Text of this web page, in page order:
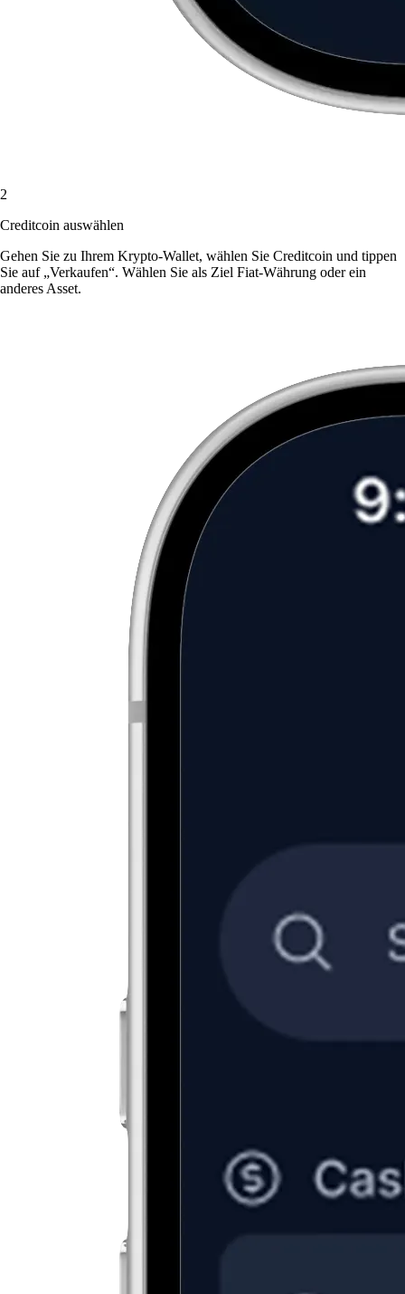
2
Creditcoin auswählen
Gehen Sie zu Ihrem Krypto-Wallet, wählen Sie Creditcoin und tippen
Sie auf „Verkaufen“. Wählen Sie als Ziel Fiat-Währung oder ein
anderes Asset.